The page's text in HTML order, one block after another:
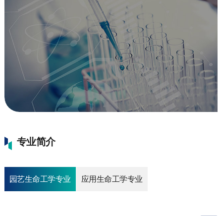
专业简介
园艺生命工学专业 应用生命工学专业